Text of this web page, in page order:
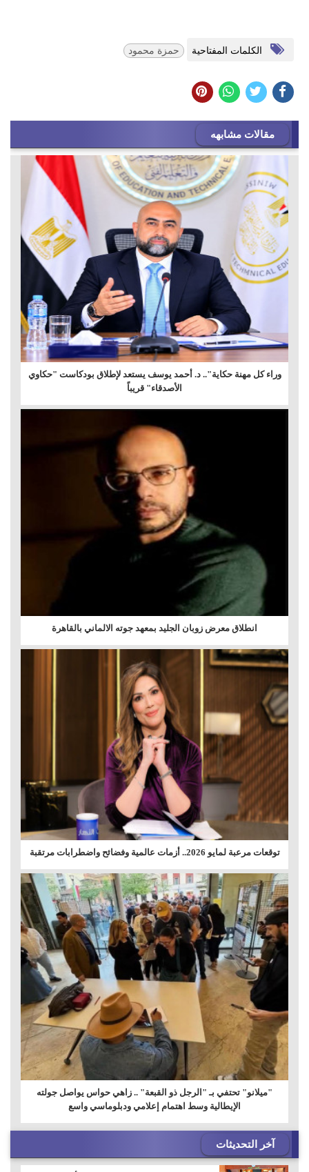
الكلمات المفتاحية حمزة محمود
مقالات مشابهه
وراء كل مهنة حكاية".. د. أحمد يوسف يستعد لإطلاق بودكاست "حكاوي
الأصدقاء" قريباً
انطلاق معرض زوبان الجليد بمعهد جوته الالماني بالقاهرة
توقعات مرعبة لمايو 2026.. أزمات عالمية وفضائح واضطرابات مرتقبة
"ميلانو" تحتفي بـ "الرجل ذو القبعة" .. زاهي حواس يواصل جولته
الإيطالية وسط اهتمام إعلامي ودبلوماسي واسع
آخر التحديثات